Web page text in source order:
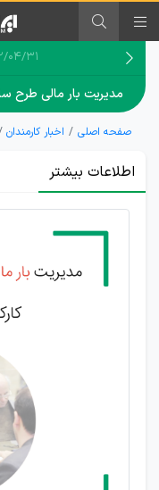
۱۴۰۲/
مدیریت بار مالی طرح
صفحه اصلی اخبار کارمندان
اطلاعات بیشتر